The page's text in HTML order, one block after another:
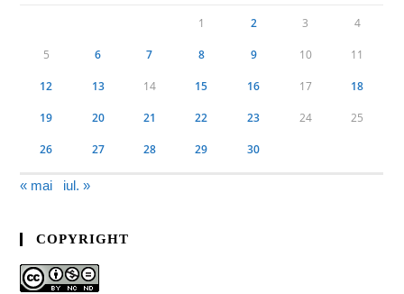
1 2 3 4
5 6 7 8 9 10 11
12 13 14 15 16 17 18
19 20 21 22 23 24 25
26 27 28 29 30
« mai iul. »
COPYRIGHT